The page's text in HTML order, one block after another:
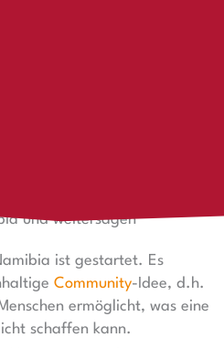
und weitersagen
ist gestartet. Es
Community-Idee, d.h.
ermöglicht, was eine
schaffen kann.